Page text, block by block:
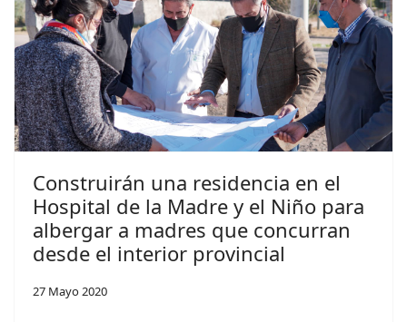
Construirán una residencia en el
Hospital de la Madre y el Niño para
albergar a madres que concurran
desde el interior provincial
27 Mayo 2020